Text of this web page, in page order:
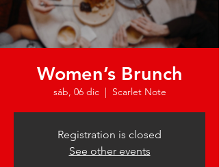
Women’s Brunch
sáb, 06 dic
  |
Scarlet Note
Registration is closed
See other events